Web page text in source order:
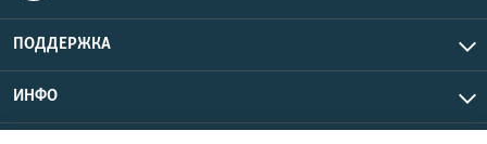
ПОДДЕРЖКА
ИНФО